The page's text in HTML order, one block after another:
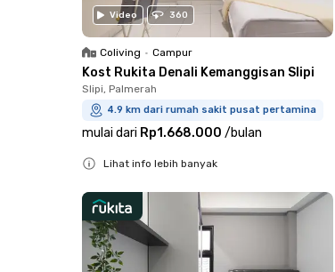
Video 360
Coliving • Campur
Kost Rukita Denali Kemanggisan Slipi
Slipi, Palmerah
4.9 km dari rumah sakit pusat pertamina
mulai dari Rp1.668.000 /bulan
Lihat info lebih banyak